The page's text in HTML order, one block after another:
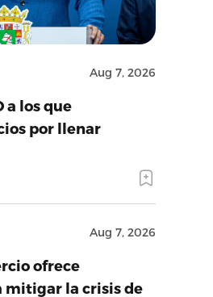
Aug 7, 2026
a los que
por llenar
Aug 7, 2026
ofrece
mitigar la crisis de